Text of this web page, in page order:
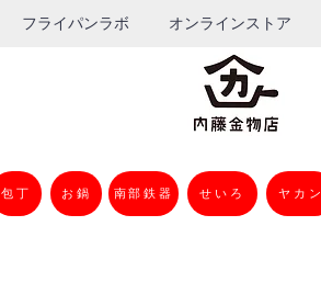
フライパンラボ オンラインストア
包丁 お鍋 南部鉄器 せいろ ヤカン